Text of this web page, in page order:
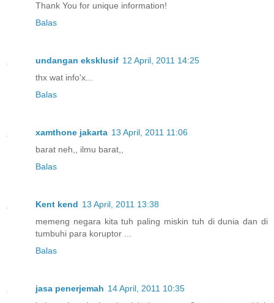
Thank You for unique information!
Balas
undangan eksklusif 12 April, 2011 14:25
thx wat info'x...
Balas
xamthone jakarta 13 April, 2011 11:06
barat neh,, ilmu barat,,
Balas
Kent kend 13 April, 2011 13:38
memeng negara kita tuh paling miskin tuh di dunia dan di
tumbuhi para koruptor ...
Balas
jasa penerjemah 14 April, 2011 10:35